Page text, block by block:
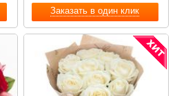
Заказать в один клик